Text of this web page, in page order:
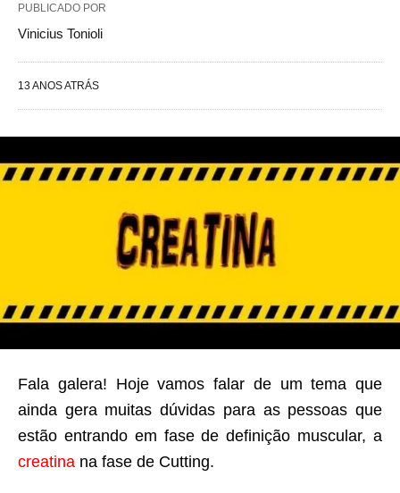
PUBLICADO POR
Vinicius Tonioli
13 ANOS ATRÁS
Fala galera! Hoje vamos falar de um tema que
ainda gera muitas dúvidas para as pessoas que
estão entrando em fase de definição muscular, a
creatina na fase de Cutting.